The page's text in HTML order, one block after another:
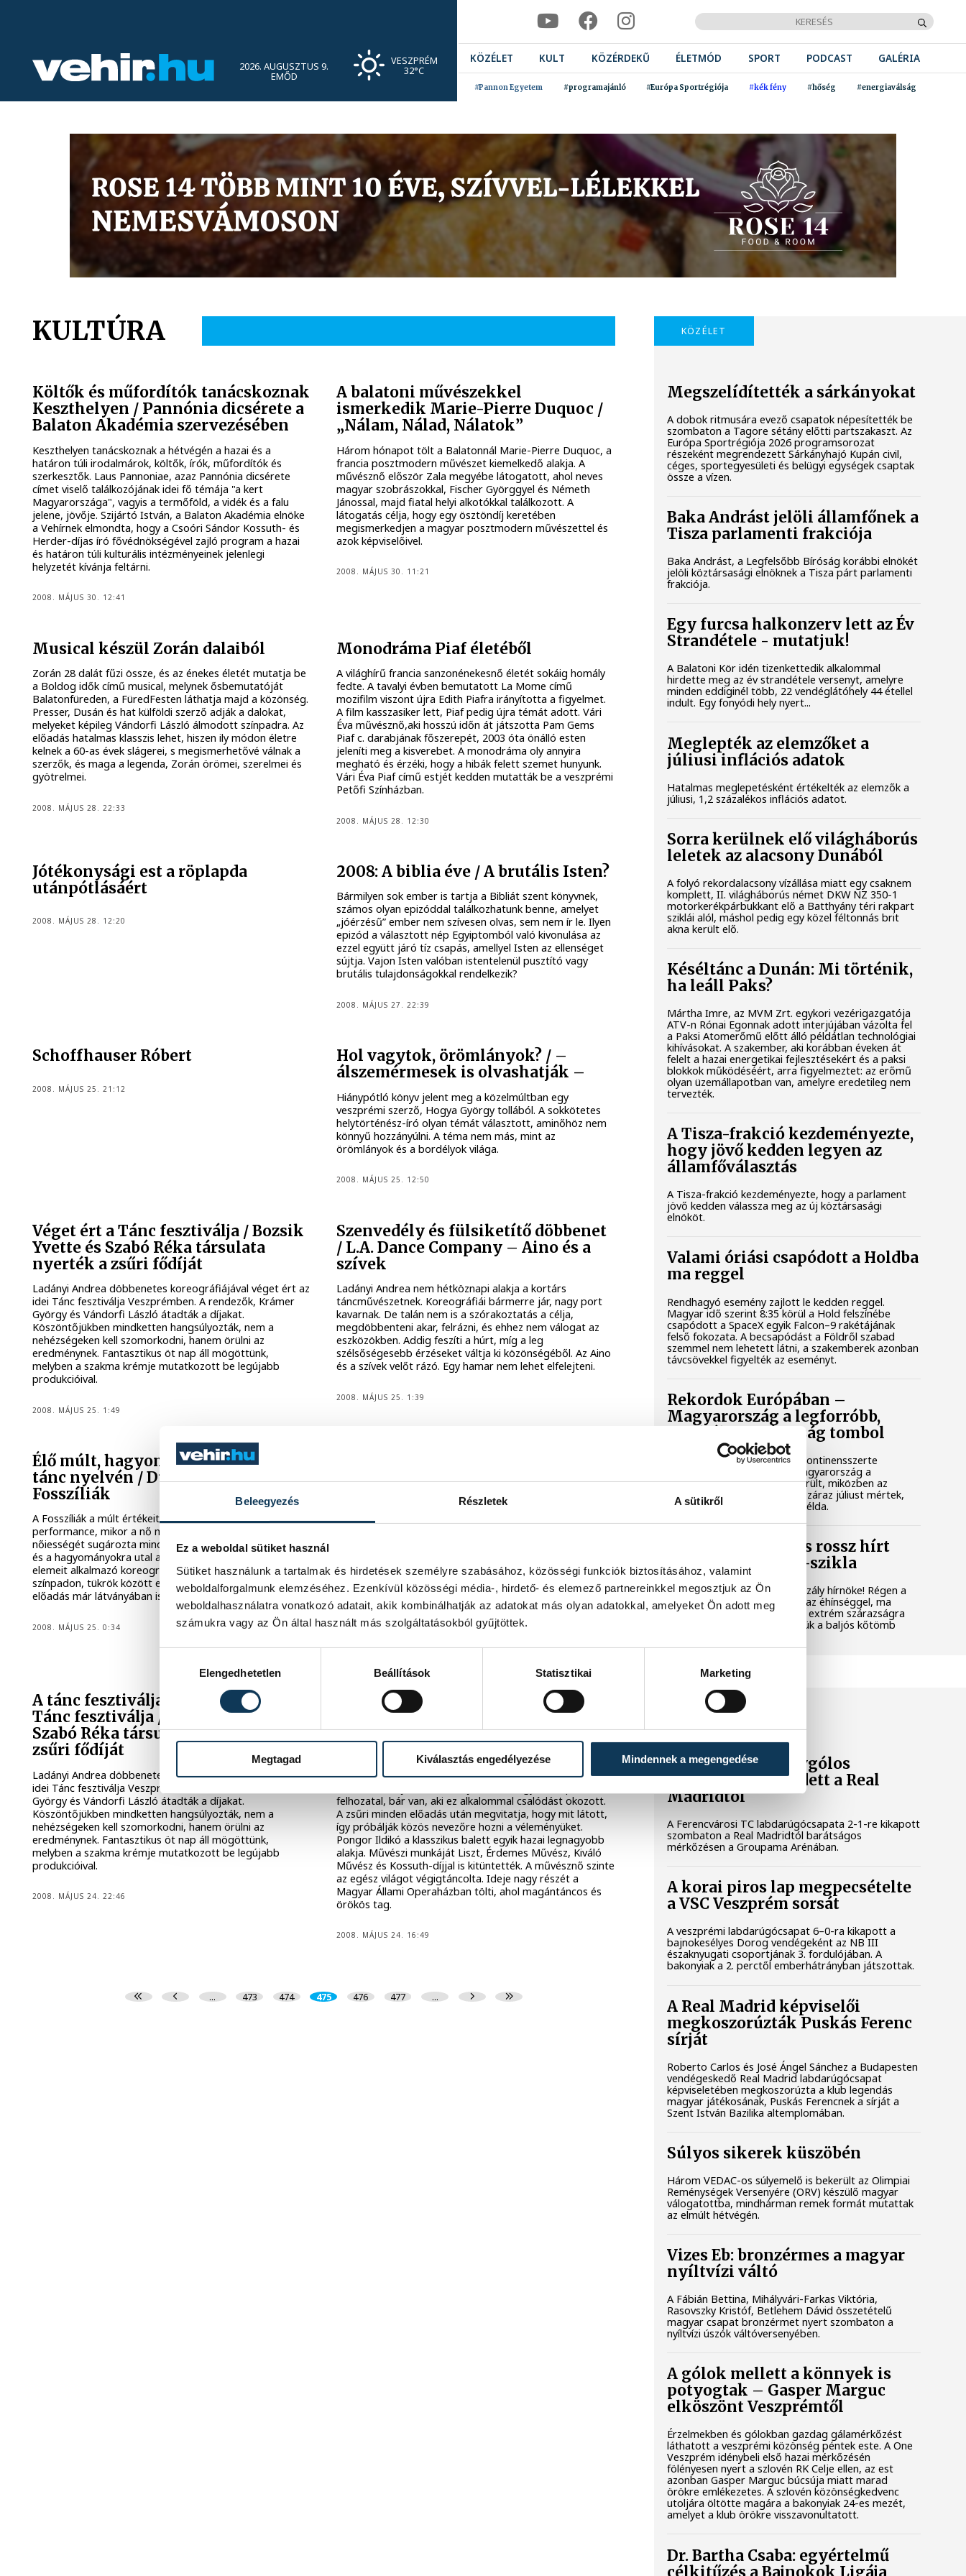
Beleegyezés Részletek A sütikről
Ez a weboldal sütiket használ
Sütiket használunk a tartalmak és hirdetések személyre szabásához, közösségi funkciók biztosításához, valamint
weboldalforgalmunk elemzéséhez. Ezenkívül közösségi média-, hirdető- és elemező partnereinkkel megosztjuk az Ön
weboldalhasználatra vonatkozó adatait, akik kombinálhatják az adatokat más olyan adatokkal, amelyeket Ön adott meg
számukra vagy az Ön által használt más szolgáltatásokból gyűjtöttek.
Elengedhetetlen
Beállítások Statisztikai Marketing
Megtagad Kiválasztás engedélyezése Mindennek a megengedése
2026. AUGUSZTUS 9.
EMŐD
VESZPRÉM
32°C
KÖZÉLET KULT KÖZÉRDEKŰ ÉLETMÓD SPORT PODCAST GALÉRIA
#Pannon Egyetem #programajánló #Európa Sportrégiója #kék fény #hőség #energiaválság
KULTÚRA
Költők és műfordítók tanácskoznak
Keszthelyen / Pannónia dicsérete a
Balaton Akadémia szervezésében
Keszthelyen tanácskoznak a hétvégén a hazai és a
határon túli irodalmárok, költők, írók, műfordítók és
szerkesztők. Laus Pannoniae, azaz Pannónia dicsérete
címet viselő találkozójának idei fő témája "a kert
Magyarországa", vagyis a termőföld, a vidék és a falu
jelene, jövője. Szijártó István, a Balaton Akadémia elnöke
a Vehírnek elmondta, hogy a Csoóri Sándor Kossuth- és
Herder-díjas író fővédnökségével zajló program a hazai
és határon túli kulturális intézményeinek jelenlegi
helyzetét kívánja feltárni.
2008. MÁJUS 30. 12:41
A balatoni művészekkel
ismerkedik Marie-Pierre Duquoc /
„Nálam, Nálad, Nálatok”
Három hónapot tölt a Balatonnál Marie-Pierre Duquoc, a
francia posztmodern művészet kiemelkedő alakja. A
művésznő először Zala megyébe látogatott, ahol neves
magyar szobrászokkal, Fischer Györggyel és Németh
Jánossal, majd fiatal helyi alkotókkal találkozott. A
látogatás célja, hogy egy ösztöndíj keretében
megismerkedjen a magyar posztmodern művészettel és
azok képviselőivel.
2008. MÁJUS 30. 11:21
Musical készül Zorán dalaiból
Zorán 28 dalát fűzi össze, és az énekes életét mutatja be
a Boldog idők című musical, melynek ősbemutatóját
Balatonfüreden, a FüredFesten láthatja majd a közönség.
Presser, Dusán és hat külföldi szerző adják a dalokat,
melyeket képileg Vándorfi László álmodott színpadra. Az
előadás hatalmas klasszis lehet, hiszen ily módon életre
kelnek a 60-as évek slágerei, s megismerhetővé válnak a
szerzők, és maga a legenda, Zorán örömei, szerelmei és
gyötrelmei.
2008. MÁJUS 28. 22:33
Monodráma Piaf életéből
A világhírű francia sanzonénekesnő életét sokáig homály
fedte. A tavalyi évben bemutatott La Mome című
mozifilm viszont újra Edith Piafra irányította a figyelmet.
A film kasszasiker lett, Piaf pedig újra témát adott. Vári
Éva művésznő,aki hosszú időn át játszotta Pam Gems
Piaf c. darabjának főszerepét, 2003 óta önálló esten
jeleníti meg a kisverebet. A monodráma oly annyira
megható és érzéki, hogy a hibák felett szemet hunyunk.
Vári Éva Piaf című estjét kedden mutatták be a veszprémi
Petőfi Színházban.
2008. MÁJUS 28. 12:30
Jótékonysági est a röplapda
utánpótlásáért
2008. MÁJUS 28. 12:20
2008: A biblia éve / A brutális Isten?
Bármilyen sok ember is tartja a Bibliát szent könyvnek,
számos olyan epizóddal találkozhatunk benne, amelyet
„jóérzésű” ember nem szívesen olvas, sem nem ír le. Ilyen
epizód a választott nép Egyiptomból való kivonulása az
ezzel együtt járó tíz csapás, amellyel Isten az ellenséget
sújtja. Vajon Isten valóban istentelenül pusztító vagy
brutális tulajdonságokkal rendelkezik?
2008. MÁJUS 27. 22:39
Schoffhauser Róbert
2008. MÁJUS 25. 21:12
Hol vagytok, örömlányok? / –
álszemérmesek is olvashatják –
Hiánypótló könyv jelent meg a közelmúltban egy
veszprémi szerző, Hogya György tollából. A sokkötetes
helytörténész-író olyan témát választott, aminőhöz nem
könnyű hozzányúlni. A téma nem más, mint az
örömlányok és a bordélyok világa.
2008. MÁJUS 25. 12:50
Véget ért a Tánc fesztiválja / Bozsik
Yvette és Szabó Réka társulata
nyerték a zsűri fődíját
Ladányi Andrea döbbenetes koreográfiájával véget ért az
idei Tánc fesztiválja Veszprémben. A rendezők, Krámer
György és Vándorfi László átadták a díjakat.
Köszöntőjükben mindketten hangsúlyozták, nem a
nehézségeken kell szomorkodni, hanem örülni az
eredménynek. Fantasztikus öt nap áll mögöttünk,
melyben a szakma krémje mutatkozott be legújabb
produkcióival.
2008. MÁJUS 25. 1:49
Szenvedély és fülsiketítő döbbenet
/ L.A. Dance Company – Aino és a
szívek
Ladányi Andrea nem hétköznapi alakja a kortárs
táncművészetnek. Koreográfiái bármerre jár, nagy port
kavarnak. De talán nem is a szórakoztatás a célja,
megdöbbenteni akar, felrázni, és ehhez nem válogat az
eszközökben. Addig feszíti a húrt, míg a leg
szélsőségesebb érzéseket váltja ki közönségéből. Az Aino
és a szívek velőt rázó. Egy hamar nem lehet elfelejteni.
2008. MÁJUS 25. 1:39
Élő múlt, hagyományok, tradíciók a
tánc nyelvén / Duna Táncműhely –
Fosszíliák
A Fosszíliák a múlt értékeit kelti életre. Olyan időket idéz a
performance, mikor a nő még valóban Nő volt, s
nőiességét sugározta minden mozdulatában. De a múltra
és a hagyományokra utal a népies zene, a néptánc
elemeit alkalmazó koreográfia. Mindez egy vibráló
színpadon, tükrök között egy háromszög alapú térben. Az
előadás már látványában is lenyűgöző.
2008. MÁJUS 25. 0:34
bárzene a Tánc fesztiválján
A Tánc fesztiválja, nem csak tánc- hanem összművészeti
hallhatott a közönség. A budapesti Beat Caffe andalító
játszanak. Már a pikáns dalszövegekre is felkapja az
ember a fejét. Szókimondó csapat, egy nagyszerű hangú
énekesnővel. Vándorfi László a Vehírnek elmondta, hogy
Fekete Boglárka a jövő évadban két előadásban is
szerepel majd a Pannon Várszínházban.
2008. MÁJUS 25. 0:00
A tánc fesztiválja 2008: Véget ért a
Tánc fesztiválja / Bozsik Yvette és
Szabó Réka társulata nyerték a
zsűri fődíját
Ladányi Andrea döbbenetes koreográfiájával véget ért az
idei Tánc fesztiválja Veszprémben. A rendezők, Krámer
György és Vándorfi László átadták a díjakat.
Köszöntőjükben mindketten hangsúlyozták, nem a
nehézségeken kell szomorkodni, hanem örülni az
eredménynek. Fantasztikus öt nap áll mögöttünk,
melyben a szakma krémje mutatkozott be legújabb
produkcióival.
2008. MÁJUS 24. 22:46
A tánc fesztiválja 2008: A zsűri
táncos lelke / A klasszikus balettől
a modern táncokig – interjú
Pongor Ildikóval
Pongor Ildikó a kezdetektől fogva zsűritag a veszprémi
felhozatal, bár van, aki ez alkalommal csalódást okozott.
A zsűri minden előadás után megvitatja, hogy mit látott,
így próbálják közös nevezőre hozni a véleményüket.
Pongor Ildikó a klasszikus balett egyik hazai legnagyobb
alakja. Művészi munkáját Liszt, Érdemes Művész, Kiváló
Művész és Kossuth-díjjal is kitüntették. A művésznő szinte
az egész világot végigtáncolta. Ideje nagy részét a
Magyar Állami Operaházban tölti, ahol magántáncos és
örökös tag.
2008. MÁJUS 24. 16:49
... 473 474 475 476 477 ...
KÖZÉLET
Megszelídítették a sárkányokat
A dobok ritmusára evező csapatok népesítették be
szombaton a Tagore sétány előtti partszakaszt. Az
Európa Sportrégiója 2026 programsorozat
részeként megrendezett Sárkányhajó Kupán civil,
céges, sportegyesületi és belügyi egységek csaptak
össze a vízen.
Baka Andrást jelöli államfőnek a
Tisza parlamenti frakciója
Baka Andrást, a Legfelsőbb Bíróság korábbi elnökét
jelöli köztársasági elnöknek a Tisza párt parlamenti
frakciója.
Egy furcsa halkonzerv lett az Év
Strandétele - mutatjuk!
A Balatoni Kör idén tizenkettedik alkalommal
hirdette meg az év strandétele versenyt, amelyre
minden eddiginél több, 22 vendéglátóhely 44 étellel
indult. Egy fonyódi hely nyert...
Meglepték az elemzőket a
júliusi inflációs adatok
Hatalmas meglepetésként értékelték az elemzők a
júliusi, 1,2 százalékos inflációs adatot.
Sorra kerülnek elő világháborús
leletek az alacsony Dunából
A folyó rekordalacsony vízállása miatt egy csaknem
komplett, II. világháborús német DKW NZ 350-1
motorkerékpárbukkant elő a Batthyány téri rakpart
sziklái alól, máshol pedig egy közel féltonnás brit
akna került elő.
Késéltánc a Dunán: Mi történik,
ha leáll Paks?
Mártha Imre, az MVM Zrt. egykori vezérigazgatója
ATV-n Rónai Egonnak adott interjújában vázolta fel
a Paksi Atomerőmű előtt álló példátlan technológiai
kihívásokat. A szakember, aki korábban éveken át
felelt a hazai energetikai fejlesztésekért és a paksi
blokkok működéséért, arra figyelmeztet: az erőmű
olyan üzemállapotban van, amelyre eredetileg nem
tervezték.
A Tisza-frakció kezdeményezte,
hogy jövő kedden legyen az
államfőválasztás
A Tisza-frakció kezdeményezte, hogy a parlament
jövő kedden válassza meg az új köztársasági
elnököt.
Valami óriási csapódott a Holdba
ma reggel
Rendhagyó esemény zajlott le kedden reggel.
Magyar idő szerint 8:35 körül a Hold felszínébe
csapódott a SpaceX egyik Falcon–9 rakétájának
felső fokozata. A becsapódást a Földről szabad
szemmel nem lehetett látni, a szakemberek azonban
távcsövekkel figyelték az eseményt.
Rekordok Európában –
Magyarország a legforróbb,
Angliában szárazság tombol
Rá sem ismerünk Európára, kontinensszerte
rekordokat dönt a hőség. Magyarország a
legforróbb országok közé került, miközben az
Egyesült Királyságban olyan száraz júliust mértek,
amilyenre 155 éve nem volt példa.
A múltban és ma is rossz hírt
hoz a dunai Ínség-szikla
Újra kilátszik a Dunából az aszály hírnöke! Régen a
felbukkanása egyet jelentett az éhínséggel, ma
pedig a klímaváltozás okozta extrém szárazságra
hívja fel a figyelmet. Elmeséljük a baljós kőtömb
SPORT
A Ferencváros egygólos
vereséget szenvedett a Real
Madridtól
A Ferencvárosi TC labdarúgócsapata 2-1-re kikapott
szombaton a Real Madridtól barátságos
mérkőzésen a Groupama Arénában.
A korai piros lap megpecsételte
a VSC Veszprém sorsát
A veszprémi labdarúgócsapat 6–0-ra kikapott a
bajnokesélyes Dorog vendégeként az NB III
északnyugati csoportjának 3. fordulójában. A
bakonyiak a 2. perctől emberhátrányban játszottak.
A Real Madrid képviselői
megkoszorúzták Puskás Ferenc
sírját
Roberto Carlos és José Ángel Sánchez a Budapesten
vendégeskedő Real Madrid labdarúgócsapat
képviseletében megkoszorúzta a klub legendás
magyar játékosának, Puskás Ferencnek a sírját a
Szent István Bazilika altemplomában.
Súlyos sikerek küszöbén
Három VEDAC-os súlyemelő is bekerült az Olimpiai
Reménységek Versenyére (ORV) készülő magyar
válogatottba, mindhárman remek formát mutattak
az elmúlt hétvégén.
Vizes Eb: bronzérmes a magyar
nyíltvízi váltó
A Fábián Bettina, Mihályvári-Farkas Viktória,
Rasovszky Kristóf, Betlehem Dávid összetételű
magyar csapat bronzérmet nyert szombaton a
nyíltvízi úszók váltóversenyében.
A gólok mellett a könnyek is
potyogtak – Gasper Marguc
elköszönt Veszprémtől
Érzelmekben és gólokban gazdag gálamérkőzést
láthatott a veszprémi közönség péntek este. A One
Veszprém idénybeli első hazai mérkőzésén
fölényesen nyert a szlovén RK Celje ellen, az est
azonban Gasper Marguc búcsúja miatt marad
örökre emlékezetes. A szlovén közönségkedvenc
utoljára öltötte magára a bakonyiak 24-es mezét,
amelyet a klub örökre visszavonultatott.
Dr. Bartha Csaba: egyértelmű
célkitűzés a Bajnokok Ligája